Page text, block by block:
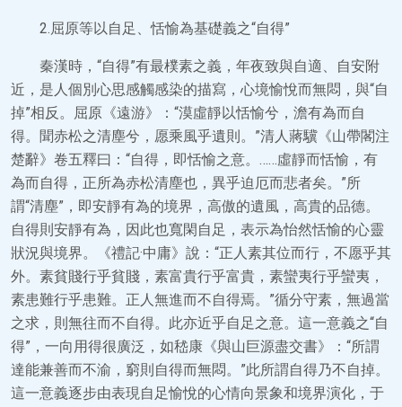
2.屈原等以自足、恬愉為基礎義之“自得”
秦漢時，“自得”有最樸素之義，年夜致與自適、自安附
近，是人個別心思感觸感染的描寫，心境愉悅而無悶，與“自
掉”相反。屈原《遠游》：“漠虛靜以恬愉兮，澹有為而自
得。聞赤松之清塵兮，愿乘風乎遺則。”清人蔣驥《山帶閣注
楚辭》卷五釋曰：“自得，即恬愉之意。……虛靜而恬愉，有
為而自得，正所為赤松清塵也，異乎迫厄而悲者矣。”所
謂“清塵”，即安靜有為的境界，高傲的遺風，高貴的品德。
自得則安靜有為，因此也寬閑自足，表示為怡然恬愉的心靈
狀況與境界。《禮記·中庸》說：“正人素其位而行，不愿乎其
外。素貧賤行乎貧賤，素富貴行乎富貴，素蠻夷行乎蠻夷，
素患難行乎患難。正人無進而不自得焉。”循分守素，無過當
之求，則無往而不自得。此亦近乎自足之意。這一意義之“自
得”，一向用得很廣泛，如嵇康《與山巨源盡交書》：“所謂
達能兼善而不渝，窮則自得而無悶。”此所謂自得乃不自掉。
這一意義逐步由表現自足愉悅的心情向景象和境界演化，于